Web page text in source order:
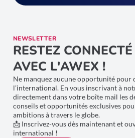
NEWSLETTER
RESTEZ
AVEC L'AWEX !
Ne manquez aucune opportunité pour
l’international. En vous inscrivant à
directement dans votre boîte mail les
conseils et opportunités exclusives
ambitions à travers le globe.
📩 Inscrivez-vous dès maintenant et
international !